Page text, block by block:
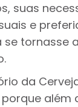
suas
e
se tornasse
da
porque